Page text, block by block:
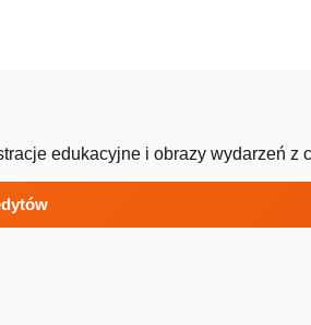
edukacyjne i obrazy wydarzeń z